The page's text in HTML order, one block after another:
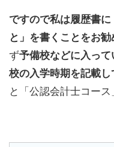
ですので私は履歴書
と」を書くことをお勧
ず予備校などに入っ
校の入学時期を記載し
と「公認会計士コース